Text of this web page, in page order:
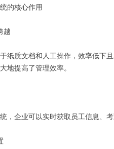
的核心作用
越
纸质文档和人工操作，效率低下
地提高了管理效率。
，企业可以实时获取员工信息、